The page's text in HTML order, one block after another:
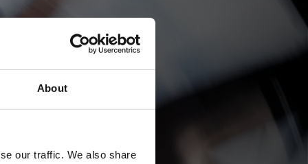
About
our traffic. We also share